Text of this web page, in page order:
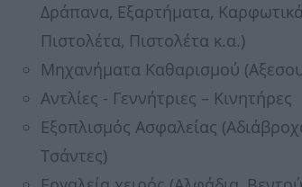
Δράπανα, Εξαρτήματα,
Πιστολέτα, Πιστολέτα κ.α.)
Μηχανήματα Καθαρισμού
Αντλίες - Γεννήτριες – Κινητήρες
Εξοπλισμός Ασφαλείας
Τσάντες)